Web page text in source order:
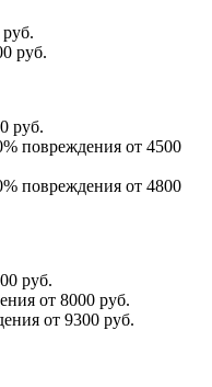
руб.
руб.
руб.
повреждения от 4500
повреждения от 4800
руб.
от 8000 руб.
от 9300 руб.